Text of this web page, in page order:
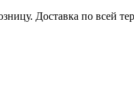
Доставка по всей